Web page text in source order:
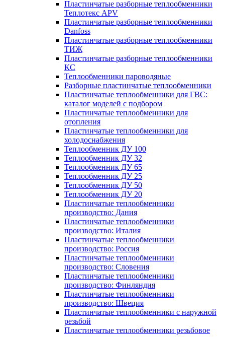
Пластинчатые разборные теплообменники
Теплотекс APV
Пластинчатые разборные теплообменники
Danfoss
Пластинчатые разборные теплообменники
ТИЖ
Пластинчатые разборные теплообменники
КC
Теплообменники пароводяные
Разборные пластинчатые теплообменники
Пластинчатые теплообменники для ГВС:
каталог моделей с подбором
Пластинчатые теплообменники для
отопления
Пластинчатые теплообменники для
холодоснабжения
Теплообменник ДУ 100
Теплообменник ДУ 32
Теплообменник ДУ 65
Теплообменник ДУ 25
Теплообменник ДУ 50
Теплообменник ДУ 20
Пластинчатые теплообменники
производство: Дания
Пластинчатые теплообменники
производство: Италия
Пластинчатые теплообменники
производство: Россия
Пластинчатые теплообменники
производство: Словения
Пластинчатые теплообменники
производство: Финляндия
Пластинчатые теплообменники
производство: Швеция
Пластинчатые теплообменники с наружной
резьбой
Пластинчатые теплообменники резьбовое